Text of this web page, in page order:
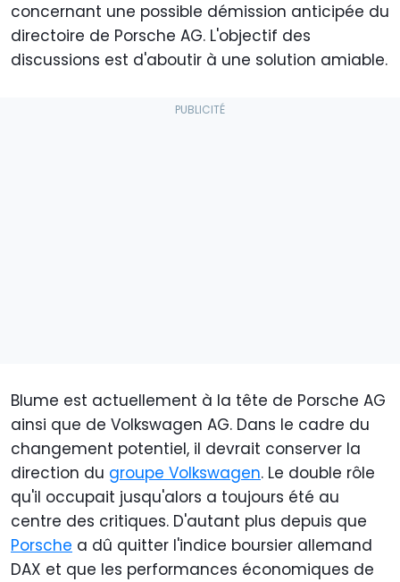
concernant une possible démission anticipée du
directoire de Porsche AG. L'objectif des
discussions est d'aboutir à une solution amiable.
Blume est actuellement à la tête de Porsche AG
ainsi que de Volkswagen AG. Dans le cadre du
changement potentiel, il devrait conserver la
direction du groupe Volkswagen. Le double rôle
qu'il occupait jusqu'alors a toujours été au
centre des critiques. D'autant plus depuis que
Porsche a dû quitter l'indice boursier allemand
DAX et que les performances économiques de